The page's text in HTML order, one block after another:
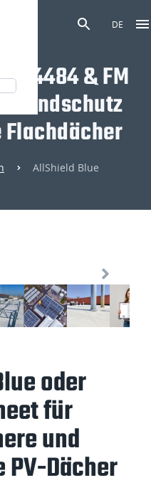
DE
4484 & FM
AllShield Blue
oder
für
und
Dächer